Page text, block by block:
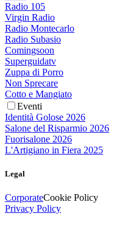
Radio 105
Virgin Radio
Radio Montecarlo
Radio Subasio
Comingsoon
Superguidatv
Zuppa di Porro
Non Sprecare
Cotto e Mangiato
Eventi
Identità Golose 2026
Salone del Risparmio 2026
Fuorisalone 2026
L'Artigiano in Fiera 2025
Legal
CorporateCookie Policy
Privacy Policy